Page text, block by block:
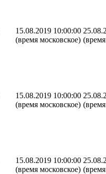
15.08.2019 10:00:00
(время московское)
15.08.2019 10:00:00
(время московское)
15.08.2019 10:00:00
(время московское)